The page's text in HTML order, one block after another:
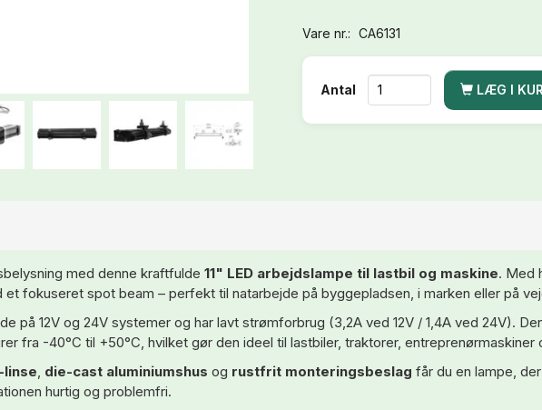
Vare nr.: CA6131
Antal LÆG I
med denne kraftfulde 11" LED arbejdslampe til lastbil og maskine. Med
fokuseret spot beam – perfekt til natarbejde på byggepladsen, i marken eller på
på 12V og 24V systemer og har lavt strømforbrug (3,2A ved 12V / 1,4A ved 24V).
fra -40°C til +50°C, hvilket gør den ideel til lastbiler, traktorer, entreprenørmaskiner
linse die-cast aluminiumshus og rustfrit monteringsbeslag får du en lampe,
hurtig og problemfri.